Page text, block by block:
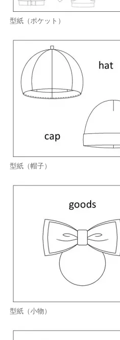
型紙（ポケット）
型紙（帽子）
型紙（小物）